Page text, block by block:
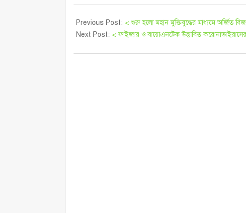
Previous Post: < শুরু হলো মহান মুক্তিযুদ্ধের মাধ্যমে অর্জিত
Next Post: < ফাইজার ও বায়োএনটেক উদ্ভাবিত